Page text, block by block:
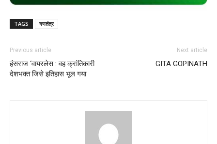
TAGS गणतंत्र
Previous article
हंसराज ‘वायरलेस : वह क्रांतिकारी
देशभक्त जिसे इतिहास भूल गया
Next article
GITA GOPINATH